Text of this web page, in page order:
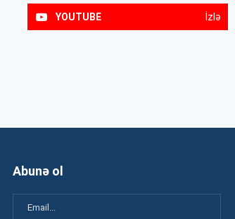
YOUTUBE İzlə
Abunə ol